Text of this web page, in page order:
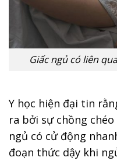
Giấc ngủ có liên
Y học hiện đại tin
ra bởi sự chồng
ngủ có cử động
đoạn thức dậy khi